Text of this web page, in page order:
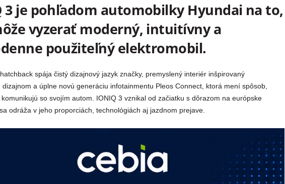
3 je pohľadom automobilky Hyundai na to,
vyzerať moderný, intuitívny a
použiteľný elektromobil.
spája čistý dizajnový jazyk značky, premyslený interiér inšpirovaný
dizajnom a úplne novú generáciu infotainmentu Pleos Connect, ktorá mení spôsob,
so svojím autom. IONIQ 3 vznikal od začiatku s dôrazom na európske
odráža v jeho proporciách, technológiách aj jazdnom prejave.